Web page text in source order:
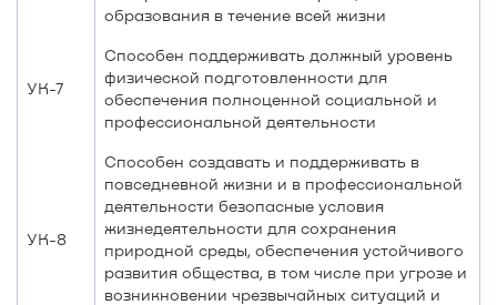
образования в течение всей жизни
УК-7
Способен поддерживать должный уровень
физической подготовленности для
обеспечения полноценной социальной и
профессиональной деятельности
УК-8
Способен создавать и поддерживать в
повседневной жизни и в профессиональной
деятельности безопасные условия
жизнедеятельности для сохранения
природной среды, обеспечения устойчивого
развития общества, в том числе при угрозе и
возникновении чрезвычайных ситуаций и